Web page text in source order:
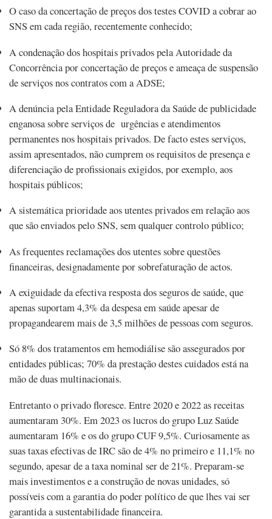
O caso da concertação de preços dos testes COVID a cobrar ao
SNS em cada região, recentemente conhecido;
A condenação dos hospitais privados pela Autoridade da
Concorrência por concertação de preços e ameaça de suspensão
de serviços nos contratos com a ADSE;
A denúncia pela Entidade Reguladora da Saúde de publicidade
enganosa sobre serviços de urgências e atendimentos
permanentes nos hospitais privados. De facto estes serviços,
assim apresentados, não cumprem os requisitos de presença e
diferenciação de profissionais exigidos, por exemplo, aos
hospitais públicos;
A sistemática prioridade aos utentes privados em relação aos
que são enviados pelo SNS, sem qualquer controlo público;
As frequentes reclamações dos utentes sobre questões
financeiras, designadamente por sobrefaturação de actos.
A exiguidade da efectiva resposta dos seguros de saúde, que
apenas suportam 4,3% da despesa em saúde apesar de
propagandearem mais de 3,5 milhões de pessoas com seguros.
Só 8% dos tratamentos em hemodiálise são assegurados por
entidades públicas; 70% da prestação destes cuidados está na
mão de duas multinacionais.
Entretanto o privado floresce. Entre 2020 e 2022 as receitas
aumentaram 30%. Em 2023 os lucros do grupo Luz Saúde
aumentaram 16% e os do grupo CUF 9,5%. Curiosamente as
suas taxas efectivas de IRC são de 4% no primeiro e 11,1% no
segundo, apesar de a taxa nominal ser de 21%. Preparam-se
mais investimentos e a construção de novas unidades, só
possíveis com a garantia do poder político de que lhes vai ser
garantida a sustentabilidade financeira.